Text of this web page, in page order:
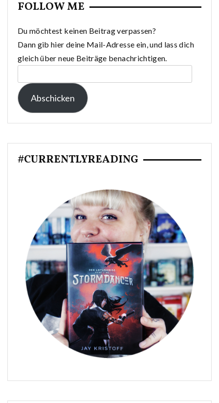
FOLLOW ME
Du möchtest keinen Beitrag verpassen?
Dann gib hier deine Mail-Adresse ein, und lass dich
gleich über neue Beiträge benachrichtigen.
Mail-
Adresse:
Abschicken
#CURRENTLYREADING